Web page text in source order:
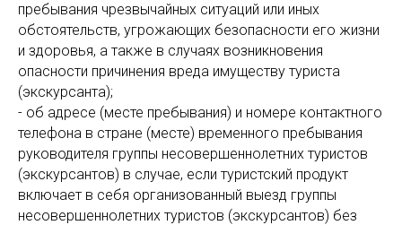
пребывания чрезвычайных ситуаций или иных
обстоятельств, угрожающих безопасности его жизни
и здоровья, а также в случаях возникновения
опасности причинения вреда имуществу туриста
(экскурсанта);
- об адресе (месте пребывания) и номере контактного
телефона в стране (месте) временного пребывания
руководителя группы несовершеннолетних туристов
(экскурсантов) в случае, если туристский продукт
включает в себя организованный выезд группы
несовершеннолетних туристов (экскурсантов) без